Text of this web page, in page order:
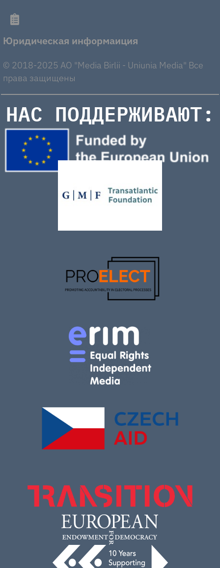
Юридическая информаиция
© 2018-2025 AO "Media Birlii - Uniunia Media" Все
права защищены
НАС ПОДДЕРЖИВАЮТ: